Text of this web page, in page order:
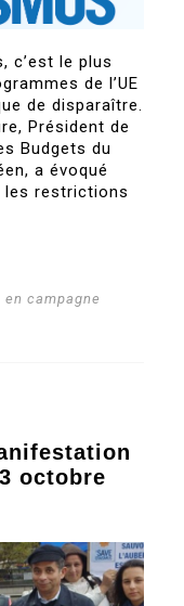
c’est le plus
de l’UE
de disparaître.
Président de
Budgets du
a évoqué
les restrictions
campagne
octobre